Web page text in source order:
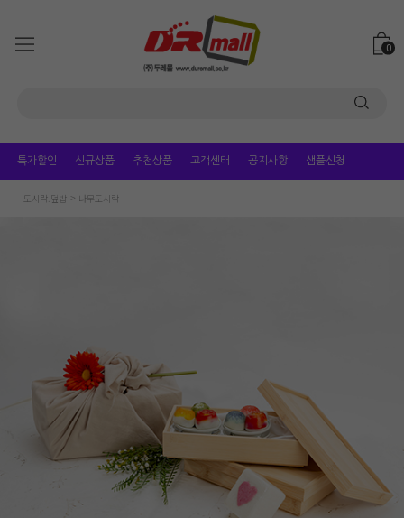
0
특가할인 신규상품 추천상품 고객센터 공지사항 샘플신청
ㅡ 도시락.덮밥 나무도시락